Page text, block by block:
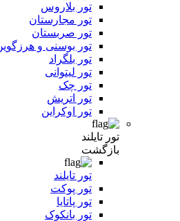
تور بلاروس
تور مجارستان
تور صربستان
تور بوسنی و
تور بلگراد
تور لیتوانی
تور چک
تور اتریش
تور اوکراین
تور تایلند
بازگشت
تور تایلند
تور پوکت
تور پاتایا
تور بانکوک